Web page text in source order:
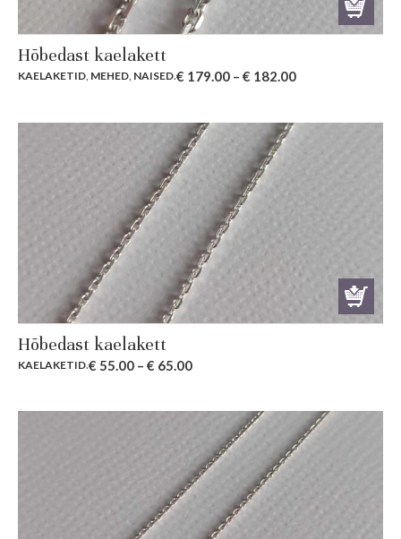
Hõbedast kaelakett
KAELAKETID, MEHED, NAISED.€ 179.00 – € 182.00
Hõbedast kaelakett
KAELAKETID.€ 55.00 – € 65.00